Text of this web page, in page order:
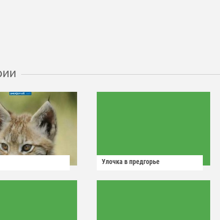
Улочка в предгорье